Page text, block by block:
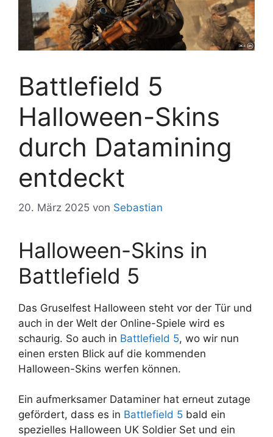
Battlefield 5
Halloween-Skins
durch Datamining
entdeckt
20. März 2025 von Sebastian
Halloween-Skins in
Battlefield 5
Das Gruselfest Halloween steht vor der Tür und
auch in der Welt der Online-Spiele wird es
schaurig. So auch in Battlefield 5, wo wir nun
einen ersten Blick auf die kommenden
Halloween-Skins werfen können.
Ein aufmerksamer Dataminer hat erneut zutage
gefördert, dass es in Battlefield 5 bald ein
spezielles Halloween UK Soldier Set und ein